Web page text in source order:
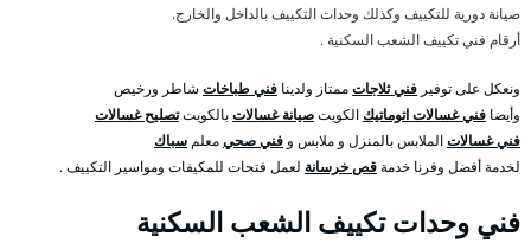
صيانة دورية للتكييف وكذلك وحدات التكييف بالداخل والخارج.
أرقام فني تكييف الشعب السكنية .
ونعكل على توفير فني ثلاجاتممتاز ولدينا فني طباخات شاطر ورخيص
وأيضا فني غسالات اتوماتيك الكويتصيانة غسالاتبالكويتتصليح غسالات
فني غسالاتالملابس بالمنزل و ملابس و فني صحيمعلم سباك
لخدمة أفضل وفرنا خدمةقص خرسانة لعمل فتحات للمكيفات ومواسير التكييف .
فني وحدات تكييف الشعب السكنية